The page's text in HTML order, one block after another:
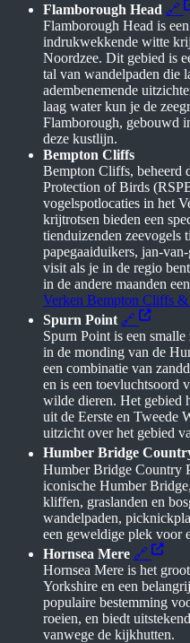
Flamborough Head 🔗
Flamborough Head is
indrukwekkende witte
Noordzee. Dit gebied is
tal van wandelpaden die
adembenemende
laag water kun je de
Flamborough, gebouwd
deze kustlijn.
Bempton Cliffs
Bempton Cliffs, beheerd
Protection of Birds
vogelspotlocaties in het
krijtrotsen bieden een
tienduizenden zeevogels
papegaaiduikers, jan-
visit als je in de regio
in de andere maanden
Verken Bempton Cliffs
Spurn Point 🔗
Spurn Point is een
in de monding van de
een combinatie van
en is een toevluchtsoord
wilde dieren. Het gebied
uit de Eerste en Tweede
uitzicht over het gebied
Humber Bridge
Humber Bridge Country
iconische Humber
kliffen, graslanden en
wandelpaden,
een geweldige plek voor
Hornsea Mere 🔗
Hornsea Mere is het
Yorkshire en een
populaire bestemming
roeien, en biedt
vanwege de kijkhutten.